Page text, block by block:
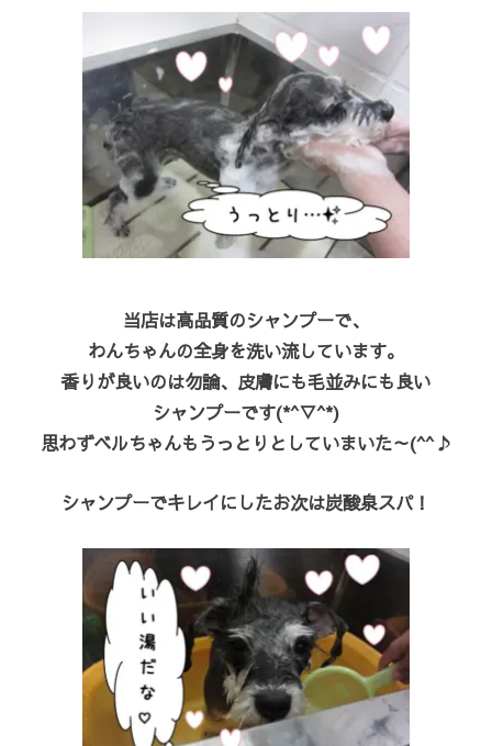
当店は高品質のシャンプーで、
わんちゃんの全身を洗い流しています。
香りが良いのは勿論、皮膚にも毛並みにも良い
シャンプーです(*^▽^*)
思わずベルちゃんもうっとりとしていまいた～(^^♪
シャンプーでキレイにしたお次は炭酸泉スパ！